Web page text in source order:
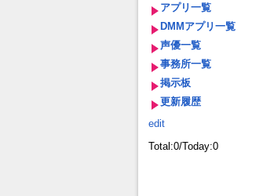
アプリ一覧
DMMアプリ一覧
声優一覧
事務所一覧
掲示板
更新履歴
edit
Total:0/Today:0